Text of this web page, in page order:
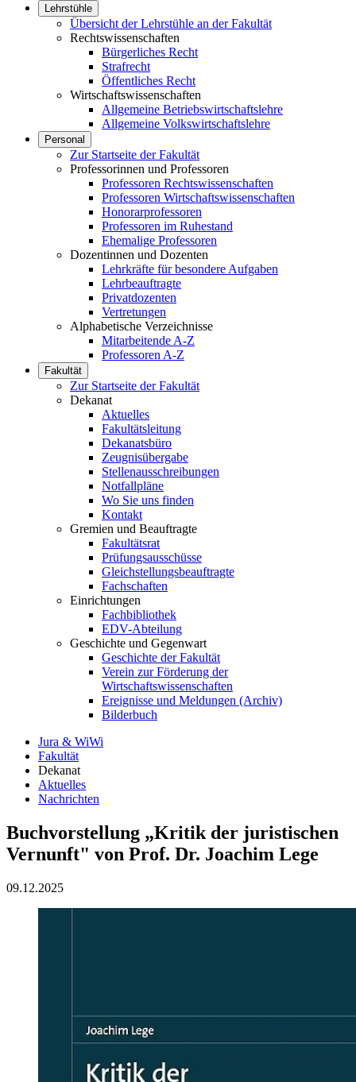
Lehrstühle
Übersicht der Lehrstühle an der Fakultät
Rechtswissenschaften
Bürgerliches Recht
Strafrecht
Öffentliches Recht
Wirtschaftswissenschaften
Allgemeine Betriebswirtschaftslehre
Allgemeine Volkswirtschaftslehre
Personal
Zur Startseite der Fakultät
Professorinnen und Professoren
Professoren Rechtswissenschaften
Professoren Wirtschaftswissenschaften
Honorarprofessoren
Professoren im Ruhestand
Ehemalige Professoren
Dozentinnen und Dozenten
Lehrkräfte für besondere Aufgaben
Lehrbeauftragte
Privatdozenten
Vertretungen
Alphabetische Verzeichnisse
Mitarbeitende A-Z
Professoren A-Z
Fakultät
Zur Startseite der Fakultät
Dekanat
Aktuelles
Fakultätsleitung
Dekanatsbüro
Zeugnisübergabe
Stellenausschreibungen
Notfallpläne
Wo Sie uns finden
Kontakt
Gremien und Beauftragte
Fakultätsrat
Prüfungsausschüsse
Gleichstellungsbeauftragte
Fachschaften
Einrichtungen
Fachbibliothek
EDV-Abteilung
Geschichte und Gegenwart
Geschichte der Fakultät
Verein zur Förderung der
Wirtschaftswissenschaften
Ereignisse und Meldungen (Archiv)
Bilderbuch
Jura & WiWi
Fakultät
Dekanat
Aktuelles
Nachrichten
Buchvorstellung „Kritik der juristischen
Vernunft" von Prof. Dr. Joachim Lege
09.12.2025